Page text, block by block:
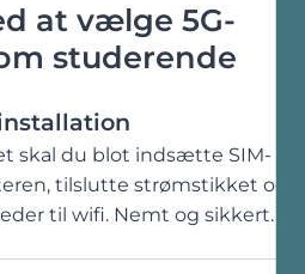
at vælge 5G-
studerende
skal du blot indsætte SIM-
tilslutte strømstikket og
til wifi. Nemt og sikkert.